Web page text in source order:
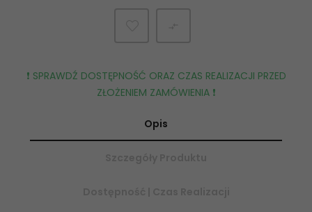
❗️ SPRAWDŹ DOSTĘPNOŚĆ ORAZ CZAS REALIZACJI PRZED
ZŁOŻENIEM ZAMÓWIENIA ❗️
Opis